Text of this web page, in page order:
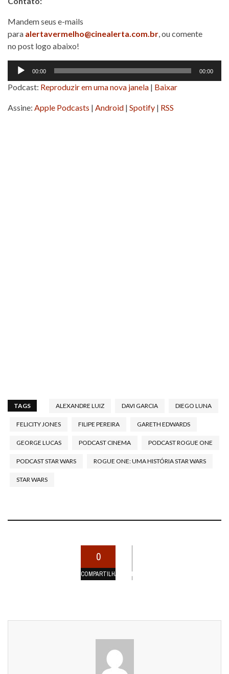
Mandem seus e-mails
para alertavermelho@cinealerta.com.br , ou comente
no post logo abaixo!
Tocador
áudio
00:00 00:00
Podcast: Reproduzir em uma nova janela | Baixar
Assine: Apple Podcasts | Android | Spotify | RSS
TAGS ALEXANDRE LUIZ DAVI GARCIA DIEGO LUNA
FELICITY JONES FILIPE PEREIRA GARETH EDWARDS
GEORGE LUCAS PODCAST CINEMA PODCAST ROGUE ONE
PODCAST STAR WARS ROGUE ONE: UMA HISTÓRIA STAR WARS
STAR WARS
0
COMPARTILHAMENTOS